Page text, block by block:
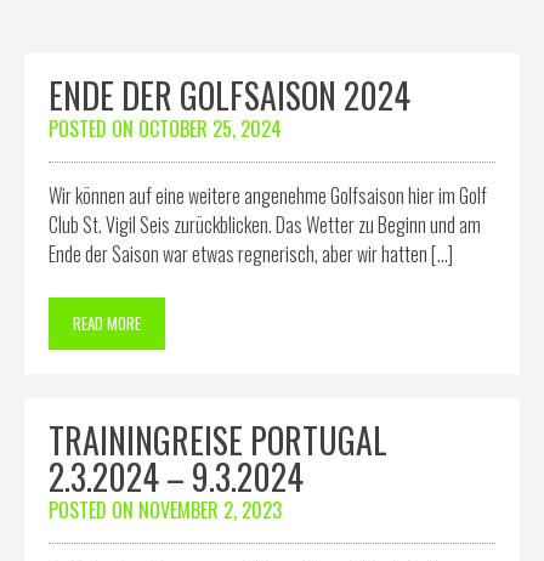
ENDE DER GOLFSAISON 2024
POSTED ON OCTOBER 25, 2024
Wir können auf eine weitere angenehme Golfsaison hier im Golf
Club St. Vigil Seis zurückblicken. Das Wetter zu Beginn und am
Ende der Saison war etwas regnerisch, aber wir hatten […]
READ MORE
TRAININGREISE PORTUGAL
2.3.2024 – 9.3.2024
POSTED ON NOVEMBER 2, 2023